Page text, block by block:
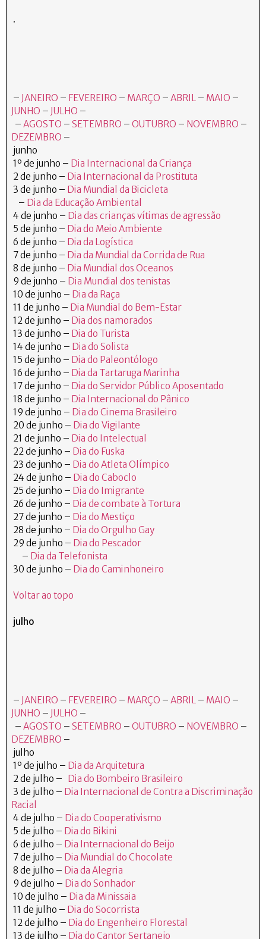
.
– JANEIRO – FEVEREIRO – MARÇO – ABRIL– MAIO –
JUNHO – JULHO –
– AGOSTO – SETEMBRO – OUTUBRO – NOVEMBRO –
DEZEMBRO –
junho
1º de junho – Dia Internacional da Criança
2 de junho – Dia Internacional da Prostituta
3 de junho – Dia Mundial da Bicicleta
– Dia da Educação Ambiental
4 de junho – Dia das crianças vítimas de agressão
5 de junho – Dia do Meio Ambiente
6 de junho – Dia da Logística
7 de junho – Dia da Mundial da Corrida de Rua
8 de junho – Dia Mundial dos Oceanos
9 de junho – Dia Mundial dos tenistas
10 de junho – Dia da Raça
11 de junho – Dia Mundial do Bem-Estar
12 de junho – Dia dos namorados
13 de junho – Dia do Turista
14 de junho – Dia do Solista
15 de junho – Dia do Paleontólogo
16 de junho – Dia da Tartaruga Marinha
17 de junho – Dia do Servidor Público Aposentado
18 de junho – Dia Internacional do Pânico
19 de junho – Dia do Cinema Brasileiro
20 de junho – Dia do Vigilante
21 de junho – Dia do Intelectual
22 de junho – Dia do Fuska
23 de junho – Dia do Atleta Olímpico
24 de junho – Dia do Caboclo
25 de junho – Dia do Imigrante
26 de junho – Dia de combate à Tortura
27 de junho – Dia do Mestiço
28 de junho – Dia do Orgulho Gay
29 de junho – Dia do Pescador
– Dia da Telefonista
30 de junho – Dia do Caminhoneiro
Voltar ao topo
julho
– JANEIRO – FEVEREIRO – MARÇO – ABRIL– MAIO –
JUNHO – JULHO –
– AGOSTO – SETEMBRO – OUTUBRO – NOVEMBRO –
DEZEMBRO –
julho
1º de julho – Dia da Arquitetura
2 de julho –
Dia do Bombeiro Brasileiro
3 de julho – Dia Internacional de Contra a Discriminação
Racial
4 de julho – Dia do Cooperativismo
5 de julho – Dia do Bikini
6 de julho – Dia Internacional do Beijo
7 de julho – Dia Mundial do Chocolate
8 de julho – Dia da Alegria
9 de julho – Dia do Sonhador
10 de julho – Dia da Minissaia
11 de julho – Dia do Socorrista
12 de julho – Dia do Engenheiro Florestal
13 de julho – Dia do Cantor Sertanejo